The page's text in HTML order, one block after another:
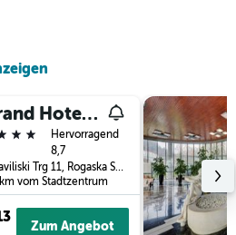
Grand Hotel Rogaska
Hervorragend
8,7
Zdraviliski Trg 11, Rogaska Slatina, Slowenien
vom Stadtzentrum
Zum Angebot